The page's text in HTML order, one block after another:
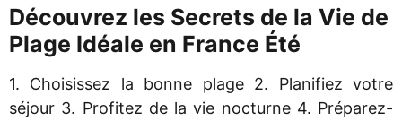
Découvrez les Secrets de la Vie de
Plage Idéale en France Été
1. Choisissez la bonne plage 2. Planifiez votre
séjour 3. Profitez de la vie nocturne 4. Préparez-